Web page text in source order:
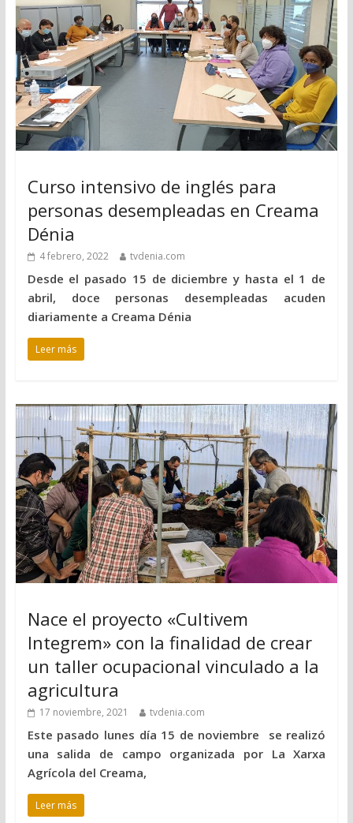
Curso intensivo de inglés para
personas desempleadas en Creama
Dénia
4 febrero, 2022 tvdenia.com
Desde el pasado 15 de diciembre y hasta el 1 de
abril, doce personas desempleadas acuden
diariamente a Creama Dénia
Leer más
Nace el proyecto «Cultivem
Integrem» con la finalidad de crear
un taller ocupacional vinculado a la
agricultura
17 noviembre, 2021 tvdenia.com
Este pasado lunes día 15 de noviembre se realizó
una salida de campo organizada por La Xarxa
Agrícola del Creama,
Leer más